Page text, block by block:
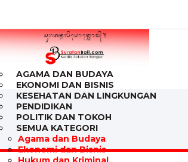
AGAMA DAN BUDAYA
EKONOMI DAN BISNIS
KESEHATAN DAN LINGKUNGAN
PENDIDIKAN
POLITIK DAN TOKOH
SEMUA KATEGORI
Agama dan Budaya
Ekonomi dan Bisnis